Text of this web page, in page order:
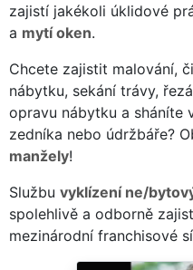
zajistí jakékoli úklidové
a mytí oken.
Chcete zajistit malování,
nábytku, sekání trávy,
opravu nábytku a sháníte
zedníka nebo údržbáře?
manžely!
Službu vyklízení ne/
spolehlivě a odborně
mezinárodní franchisové